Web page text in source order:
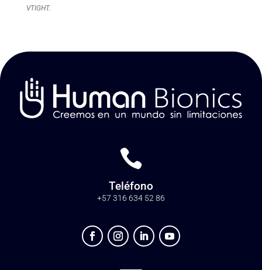
VTIGHT.

Teléfono
+57 316 634 52 86